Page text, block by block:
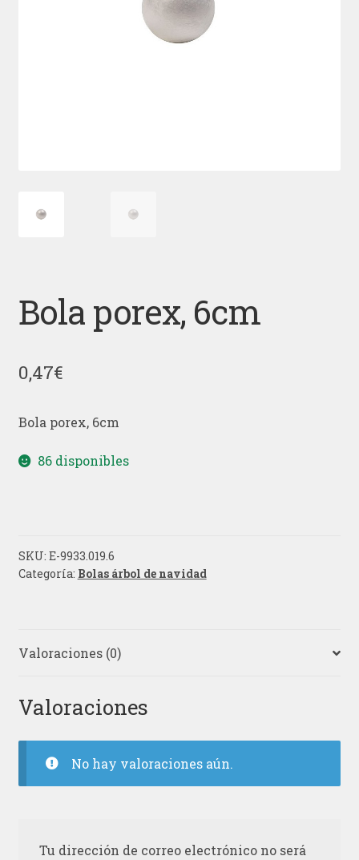
Bola porex, 6cm
0,47€
Bola porex, 6cm
86 disponibles
SKU: E-9933.019.6
Categoría: Bolas árbol de navidad
Valoraciones (0)
Valoraciones
No hay valoraciones aún.
Tu dirección de correo electrónico no será